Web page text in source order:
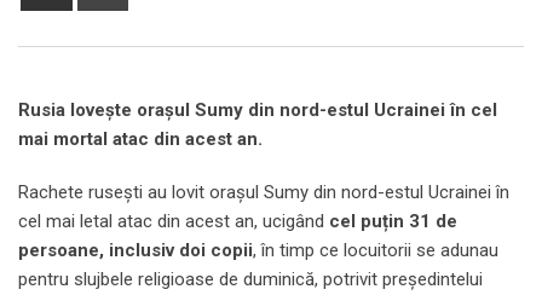
Rusia lovește orașul Sumy din nord-estul Ucrainei în cel
mai mortal atac din acest an.
Rachete rusești au lovit orașul Sumy din nord-estul Ucrainei în
cel mai letal atac din acest an, ucigând cel puțin 31 de
persoane, inclusiv doi copii, în timp ce locuitorii se adunau
pentru slujbele religioase de duminică, potrivit președintelui